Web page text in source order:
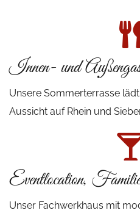
Innen- und
Unsere Sommerterrasse
Aussicht auf Rhein und
Eventlocation,
Unser Fachwerkhaus mit